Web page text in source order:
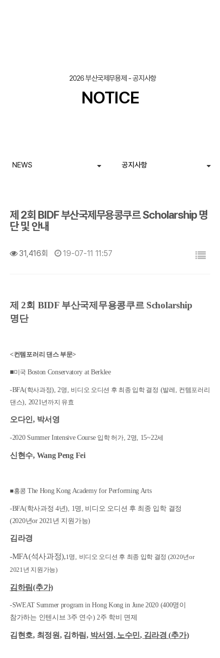
2026 부산국제무용제 - 공지사항
NOTICE
NEWS 공지사항
제 2회 BIDF 부산국제무용콩쿠르 Scholarship 명
단 및 안내
31,416회 19-07-11 11:57
제2회 BIDF 부산국제무용콩쿠르 Scholarship
명단
<컨템포러리 댄스 부문>
■미국 Boston Conservatory at Berklee
-BFA(학사과정), 2명 비디오 오디션 후 최종 입학 결정 (발레
컨템포러리
댄스), 2021년까지 유효
오다인, 박서영
-2020 Summer Intensive Course 입학 허가, 2명 , 15~22세
신현수, Wang Peng Fei
■홍콩 The Hong Kong Academy for Performing Arts
-BFA(학사과정 4년), 1명
비디오 오디션 후 최종 입학 결정
(2020년or 2021년 지원가능)
김라경
-MFA(석사과정),1명
비디오 오디션 후 최종 입학 결정 (2020년or
2021년 지원가능)
김하림(추가)
-SWEAT Summer program in Hong Kong in June 2020 (400명이
참가하는 인텐시브 3주 연수) 2주 학비 면제
김현호, 최정원, 김하림, 박서영, 노수민, 김라경(추가)